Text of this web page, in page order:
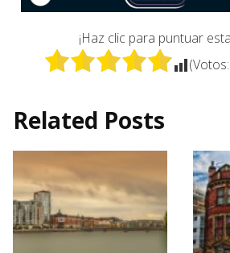
¡Haz clic para puntuar
(Votos:
Related Posts